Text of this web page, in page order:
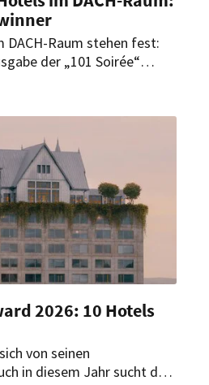
DACH-Raum stehen fest:
der „101 Soirée“
2026: 10 Hotels
von seinen
in diesem Jahr sucht das